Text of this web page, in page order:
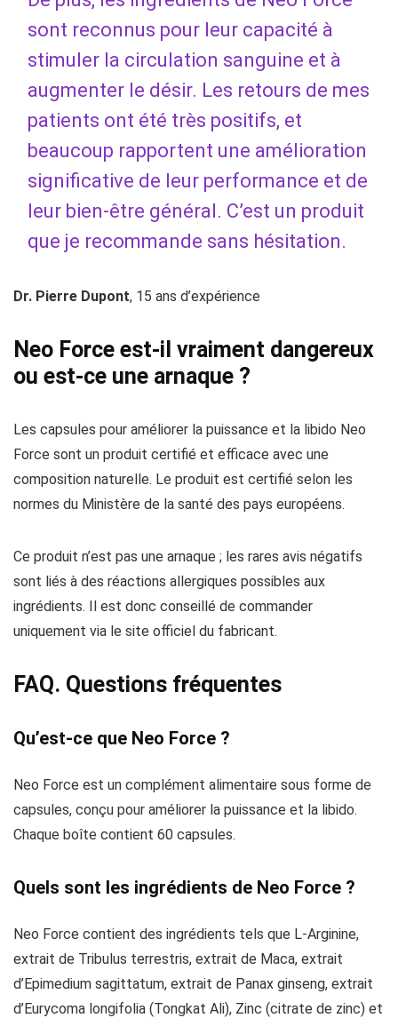
sont reconnus pour leur capacité à
stimuler la circulation sanguine et à
augmenter le désir. Les retours de mes
patients ont été très positifs, et
beaucoup rapportent une amélioration
significative de leur performance et de
leur bien-être général. C’est un produit
que je recommande sans hésitation.
Dr. Pierre Dupont, 15 ans d’expérience
Neo Force est-il vraiment dangereux
ou est-ce une arnaque ?
Les capsules pour améliorer la puissance et la libido Neo
Force sont un produit certifié et efficace avec une
composition naturelle. Le produit est certifié selon les
normes du Ministère de la santé des pays européens.
Ce produit n’est pas une arnaque ; les rares avis négatifs
sont liés à des réactions allergiques possibles aux
ingrédients. Il est donc conseillé de commander
uniquement via le site officiel du fabricant.
FAQ. Questions fréquentes
Qu’est-ce que Neo Force ?
Neo Force est un complément alimentaire sous forme de
capsules, conçu pour améliorer la puissance et la libido.
Chaque boîte contient 60 capsules.
Quels sont les ingrédients de Neo Force ?
Neo Force contient des ingrédients tels que L-Arginine,
extrait de Tribulus terrestris, extrait de Maca, extrait
d’Epimedium sagittatum, extrait de Panax ginseng, extrait
d’Eurycoma longifolia (Tongkat Ali), Zinc (citrate de zinc) et